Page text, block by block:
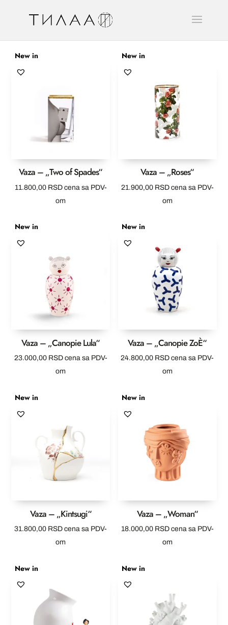
New in
Vaza – „Two of Spades“
11.800,00 RSD cena sa PDV-
om
New in
Vaza – „Roses“
21.900,00 RSD cena sa PDV-
om
New in
Vaza – „Canopie Lula“
23.000,00 RSD cena sa PDV-
om
New in
Vaza – „Canopie ZoÈ“
24.800,00 RSD cena sa PDV-
om
New in
Vaza – „Kintsugi“
31.800,00 RSD cena sa PDV-
om
New in
Vaza – „Woman“
18.000,00 RSD cena sa PDV-
om
New in New in